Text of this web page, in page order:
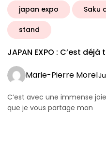
japan expo Saku
stand
JAPAN EXPO : C’est déjà
Marie-Pierre Morel
C’est avec une immense
que je vous partage mon